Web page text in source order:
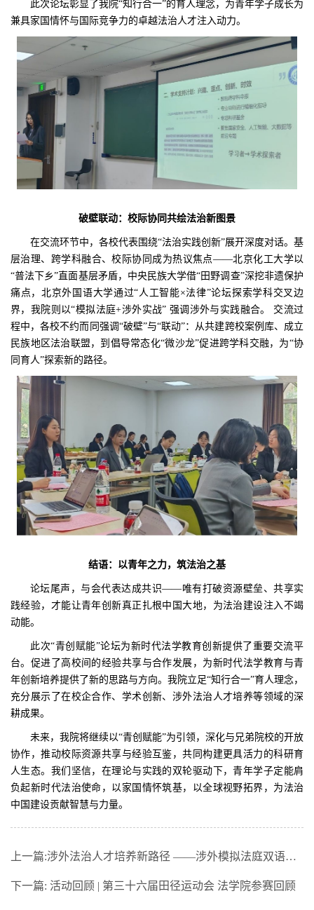
此次论坛彰显了我院“知行合一”的育人理念，为青年学子成长为
兼具家国情怀与国际竞争力的卓越法治人才注入动力。
破壁联动：校际协同共绘法治新图景
在交流环节中，各校代表围绕“法治实践创新”展开深度对话。基
层治理、跨学科融合、校际协同成为热议焦点——北京化工大学以
“普法下乡”直面基层矛盾，中央民族大学借“田野调查”深挖非遗保护
痛点，北京外国语大学通过“人工智能×法律”论坛探索学科交叉边
界，我院则以“模拟法庭+涉外实战” 强调涉外与实践融合。 交流过
程中，各校不约而同强调“破壁”与“联动”：从共建跨校案例库、成立
民族地区法治联盟，到倡导常态化“微沙龙”促进跨学科交融，为“协
同育人”探索新的路径。
结语：以青年之力，筑法治之基
论坛尾声，与会代表达成共识——唯有打破资源壁垒、共享实
践经验，才能让青年创新真正扎根中国大地，为法治建设注入不竭
动能。
此次“青创赋能”论坛为新时代法学教育创新提供了重要交流平
台。促进了高校间的经验共享与合作发展，为新时代法学教育与青
年创新培养提供了新的思路与方向。我院立足“知行合一”育人理念，
充分展示了在校企合作、学术创新、涉外法治人才培养等领域的深
耕成果。
未来，我院将继续以“青创赋能”为引领，深化与兄弟院校的开放
协作，推动校际资源共享与经验互鉴，共同构建更具活力的科研育
人生态。我们坚信，在理论与实践的双轮驱动下，青年学子定能肩
负起新时代法治使命，以家国情怀筑基，以全球视野拓界，为法治
中国建设贡献智慧与力量。
上一篇:涉外法治人才培养新路径 ——涉外模拟法庭双语实战推演
下一篇: 活动回顾 | 第三十六届田径运动会 法学院参赛回顾